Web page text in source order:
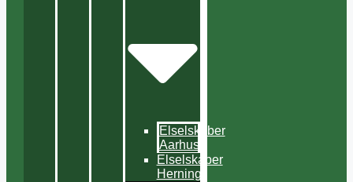
Elselskaber
Aarhus
Elselskaber
Herning